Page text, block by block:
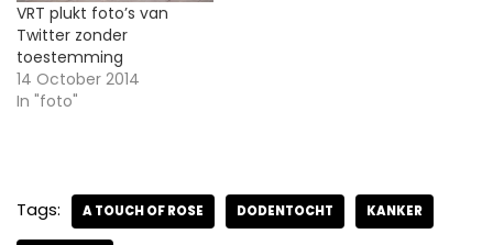
VRT plukt foto’s van
Twitter zonder
toestemming
14 October 2014
In "foto"
Tags: A TOUCH OF ROSE DODENTOCHT KANKER